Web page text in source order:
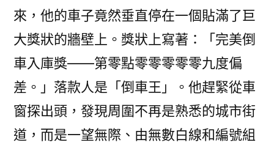
來，他的車子竟然垂直停在一個貼滿了巨
大獎狀的牆壁上。獎狀上寫著：「完美倒
車入庫獎——第零點零零零零零九度偏
差。」落款人是「倒車王」。他趕緊從車
窗探出頭，發現周圍不再是熟悉的城市街
道，而是一望無際、由無數白線和編號組